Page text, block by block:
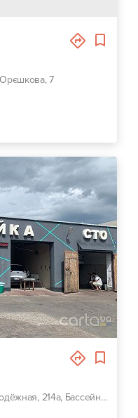
7
г. Харьков, ул. Молодёжная, 214а, Бассейн Нептун